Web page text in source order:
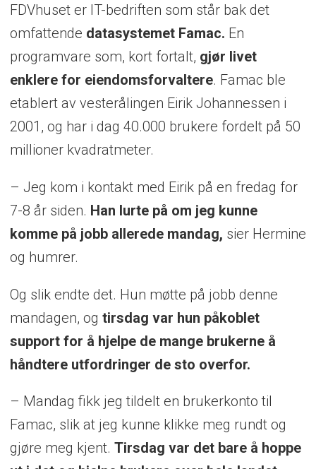
FDVhuset er IT-bedriften som står bak det
omfattende datasystemet Famac. En
programvare som, kort fortalt, gjør livet
enklere for eiendomsforvaltere. Famac ble
etablert av vesterålingen Eirik Johannessen i
2001, og har i dag 40.000 brukere fordelt på 50
millioner kvadratmeter.
– Jeg kom i kontakt med Eirik på en fredag for
7-8 år siden. Han lurte på om jeg kunne
komme på jobb allerede mandag, sier Hermine
og humrer.
Og slik endte det. Hun møtte på jobb denne
mandagen, og tirsdag var hun påkoblet
support for å hjelpe de mange brukerne å
håndtere utfordringer de sto overfor.
– Mandag fikk jeg tildelt en brukerkonto til
Famac, slik at jeg kunne klikke meg rundt og
gjøre meg kjent. Tirsdag var det bare å hoppe